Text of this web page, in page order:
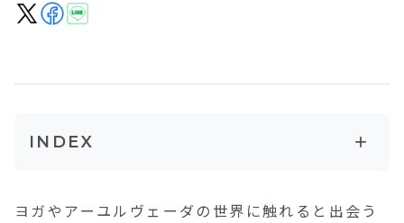
INDEX +
【第1チャクラ】ムーラダーラ・チャクラ
ヨガやアーユルヴェーダの世界に触れると出会う